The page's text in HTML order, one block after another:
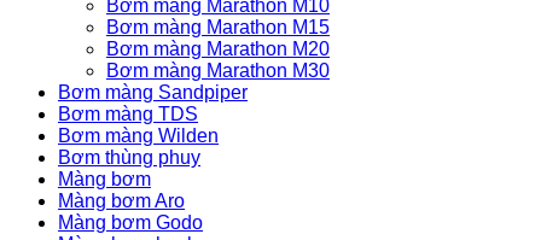
Bơm màng Marathon M10
Bơm màng Marathon M15
Bơm màng Marathon M20
Bơm màng Marathon M30
Bơm màng Sandpiper
Bơm màng TDS
Bơm màng Wilden
Bơm thùng phuy
Màng bơm
Màng bơm Aro
Màng bơm Godo